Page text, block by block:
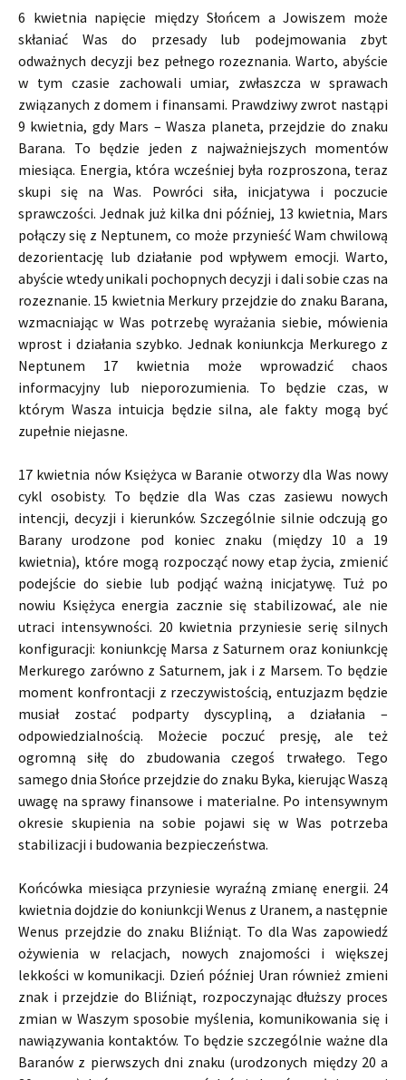
6 kwietnia napięcie między Słońcem a Jowiszem może
skłaniać Was do przesady lub podejmowania zbyt
odważnych decyzji bez pełnego rozeznania. Warto, abyście
w tym czasie zachowali umiar, zwłaszcza w sprawach
związanych z domem i finansami. Prawdziwy zwrot nastąpi
9 kwietnia, gdy Mars – Wasza planeta, przejdzie do znaku
Barana. To będzie jeden z najważniejszych momentów
miesiąca. Energia, która wcześniej była rozproszona, teraz
skupi się na Was. Powróci siła, inicjatywa i poczucie
sprawczości. Jednak już kilka dni później, 13 kwietnia, Mars
połączy się z Neptunem, co może przynieść Wam chwilową
dezorientację lub działanie pod wpływem emocji. Warto,
abyście wtedy unikali pochopnych decyzji i dali sobie czas na
rozeznanie. 15 kwietnia Merkury przejdzie do znaku Barana,
wzmacniając w Was potrzebę wyrażania siebie, mówienia
wprost i działania szybko. Jednak koniunkcja Merkurego z
Neptunem 17 kwietnia może wprowadzić chaos
informacyjny lub nieporozumienia. To będzie czas, w
którym Wasza intuicja będzie silna, ale fakty mogą być
zupełnie niejasne.
17 kwietnia nów Księżyca w Baranie otworzy dla Was nowy
cykl osobisty. To będzie dla Was czas zasiewu nowych
intencji, decyzji i kierunków. Szczególnie silnie odczują go
Barany urodzone pod koniec znaku (między 10 a 19
kwietnia), które mogą rozpocząć nowy etap życia, zmienić
podejście do siebie lub podjąć ważną inicjatywę. Tuż po
nowiu Księżyca energia zacznie się stabilizować, ale nie
utraci intensywności. 20 kwietnia przyniesie serię silnych
konfiguracji: koniunkcję Marsa z Saturnem oraz koniunkcję
Merkurego zarówno z Saturnem, jak i z Marsem. To będzie
moment konfrontacji z rzeczywistością, entuzjazm będzie
musiał zostać podparty dyscypliną, a działania –
odpowiedzialnością. Możecie poczuć presję, ale też
ogromną siłę do zbudowania czegoś trwałego. Tego
samego dnia Słońce przejdzie do znaku Byka, kierując Waszą
uwagę na sprawy finansowe i materialne. Po intensywnym
okresie skupienia na sobie pojawi się w Was potrzeba
stabilizacji i budowania bezpieczeństwa.
Końcówka miesiąca przyniesie wyraźną zmianę energii. 24
kwietnia dojdzie do koniunkcji Wenus z Uranem, a następnie
Wenus przejdzie do znaku Bliźniąt. To dla Was zapowiedź
ożywienia w relacjach, nowych znajomości i większej
lekkości w komunikacji. Dzień później Uran również zmieni
znak i przejdzie do Bliźniąt, rozpoczynając dłuższy proces
zmian w Waszym sposobie myślenia, komunikowania się i
nawiązywania kontaktów. To będzie szczególnie ważne dla
Baranów z pierwszych dni znaku (urodzonych między 20 a